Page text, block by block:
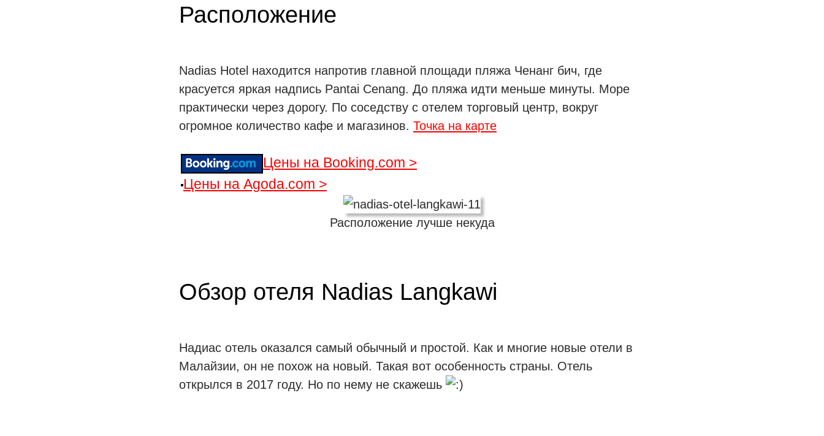
Расположение
Nadias Hotel находится напротив главной площади пляжа Ченанг бич, где
красуется яркая надпись Pantai Cenang. До пляжа идти меньше минуты. Море
практически через дорогу. По соседству с отелем торговый центр, вокруг
огромное количество кафе и магазинов. Точка на карте
Цены на Booking.com >
Цены на Agoda.com >
Расположение лучше некуда
Обзор отеля Nadias Langkawi
Надиас отель оказался самый обычный и простой. Как и многие новые отели в
Малайзии, он не похож на новый. Такая вот особенность страны. Отель
открылся в 2017 году. Но по нему не скажешь